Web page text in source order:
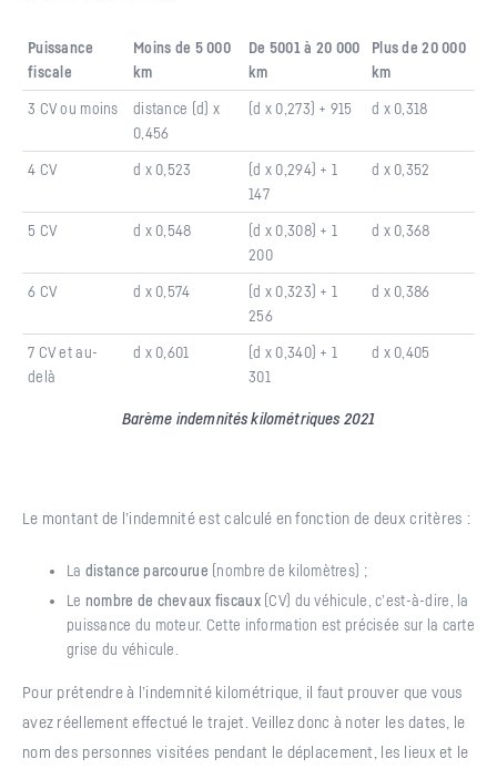
Puissance
fiscale
Moins de 5 000
km
De 5001 à 20 000
km
Plus de 20 000
km
3 CV ou moins
distance (d) x
0,456
(d x 0,273) + 915 d x 0,318
4 CV d x 0,523
(d x 0,294) + 1
147
d x 0,352
5 CV d x 0,548
(d x 0,308) + 1
200
d x 0,368
6 CV d x 0,574
(d x 0,323) + 1
256
d x 0,386
7 CV et au-
delà
d x 0,601
(d x 0,340) + 1
301
d x 0,405
Barème indemnités kilométriques 2021
Le montant de l’indemnité est calculé en fonction de deux critères :
La distance parcourue (nombre de kilomètres) ;
Le nombre de chevaux fiscaux(CV) du véhicule, c’est-à-dire, la
puissance du moteur. Cette information est précisée sur la carte
grise du véhicule.
Pour prétendre à l’indemnité kilométrique, il faut prouver que vous
avez réellement effectué le trajet. Veillez donc à noter les dates, le
nom des personnes visitées pendant le déplacement, les lieux et le